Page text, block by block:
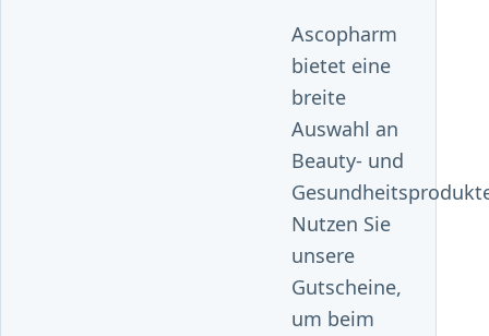
Ascopharm
bietet eine
breite
Auswahl an
Beauty- und
Nutzen Sie
unsere
Gutscheine,
um beim